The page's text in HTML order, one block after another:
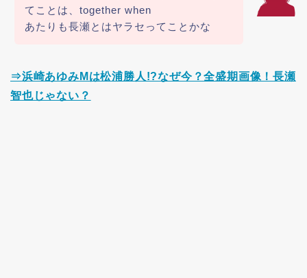
てことは、together when
あたりも長瀬とはヤラセってことかな
⇒浜崎あゆみMは松浦勝人!?なぜ今？全盛期画像！長瀬
智也じゃない？